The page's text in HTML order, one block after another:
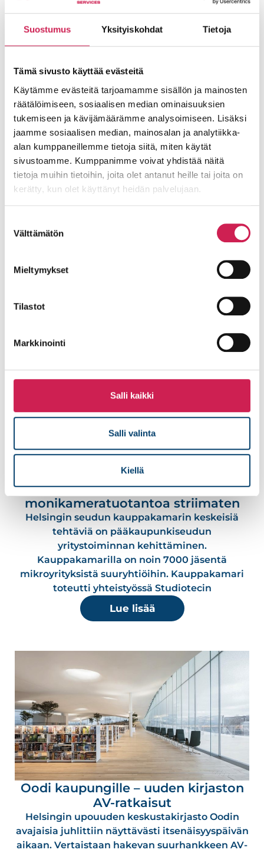
Suostumus Yksityiskohdat Tietoja
Tämä sivusto käyttää evästeitä
Käytämme evästeitä tarjoamamme sisällön ja mainosten
räätälöimiseen, sosiaalisen median ominaisuuksien
tukemiseen ja kävijämäärämme analysoimiseen. Lisäksi
jaamme sosiaalisen median, mainosalan ja analytiikka-
alan kumppaneillemme tietoja siitä, miten käytät
sivustoamme. Kumppanimme voivat yhdistää näitä
tietoja muihin tietoihin, joita olet antanut heille tai joita on
kerätty, kun olet käyttänyt heidän palvelujaan.
valinta
Välttämätön
Mieltymykset
Tilastot
Markkinointi
Salli kaikki
Salli valinta
Kiellä
äänentoistojärjestelmät ja
Lue lisää
Kangasniemen parinsadan vuoden ikäinen
kirkko sai peruskorjauksen yhteydessä
poikkeuksellisen korkealuokkaiset ääni- ja
videojärjestelmät. Kirkon AV-
Helsingin seudun kauppakamari –
monikameratuotantoa striimaten
Helsingin seudun kauppakamarin keskeisiä
tehtäviä on pääkaupunkiseudun
yritystoiminnan kehittäminen.
Kauppakamarilla on noin 7000 jäsentä
mikroyrityksistä suuryhtiöihin. Kauppakamari
toteutti yhteistyössä Studiotecin
Lue lisää
Oodi kaupungille – uuden kirjaston
AV-ratkaisut
Helsingin upouuden keskustakirjasto Oodin
avajaisia juhlittiin näyttävästi itsenäisyyspäivän
aikaan. Vertaistaan hakevan suurhankkeen AV-